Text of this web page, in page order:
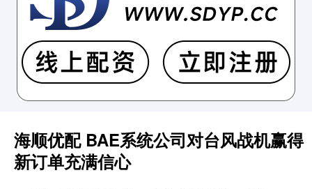
海顺优配 BAE系统公司对台风战机赢得
新订单充满信心